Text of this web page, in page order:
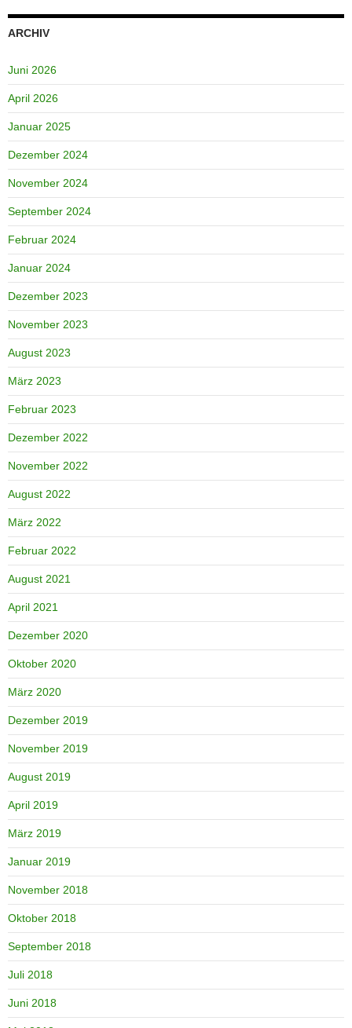
ARCHIV
Juni 2026
April 2026
Januar 2025
Dezember 2024
November 2024
September 2024
Februar 2024
Januar 2024
Dezember 2023
November 2023
August 2023
März 2023
Februar 2023
Dezember 2022
November 2022
August 2022
März 2022
Februar 2022
August 2021
April 2021
Dezember 2020
Oktober 2020
März 2020
Dezember 2019
November 2019
August 2019
April 2019
März 2019
Januar 2019
November 2018
Oktober 2018
September 2018
Juli 2018
Juni 2018